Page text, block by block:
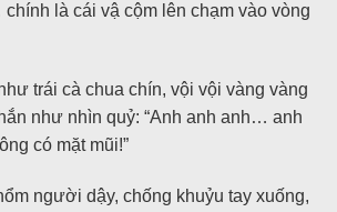
là cái vậ cộm lên chạm vào vòng
trái cà chua chín, vội vội vàng vàng
như nhìn quỷ: “Anh anh anh… anh
có mặt mũi!”
người dậy, chống khuỷu tay xuống,